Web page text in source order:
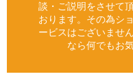
談・ご説明をさせて
おります。その為シ
ービスはございませ
なら何でもお